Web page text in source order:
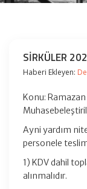
SİRKÜLER
Haberi Ekleyen:
Konu:
Ayni yardım
personele
1) KDV dahil
alınmalıdır.